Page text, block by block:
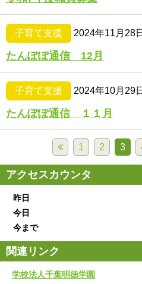
子育て支援 2024年11月28
たんぽぽ通信 12月
子育て支援 2024年10月29
たんぽぽ通信 １１月
1 2 3
アクセスカウンタ
昨日
今日
今まで
関連リンク
学校法人千葉明徳学園